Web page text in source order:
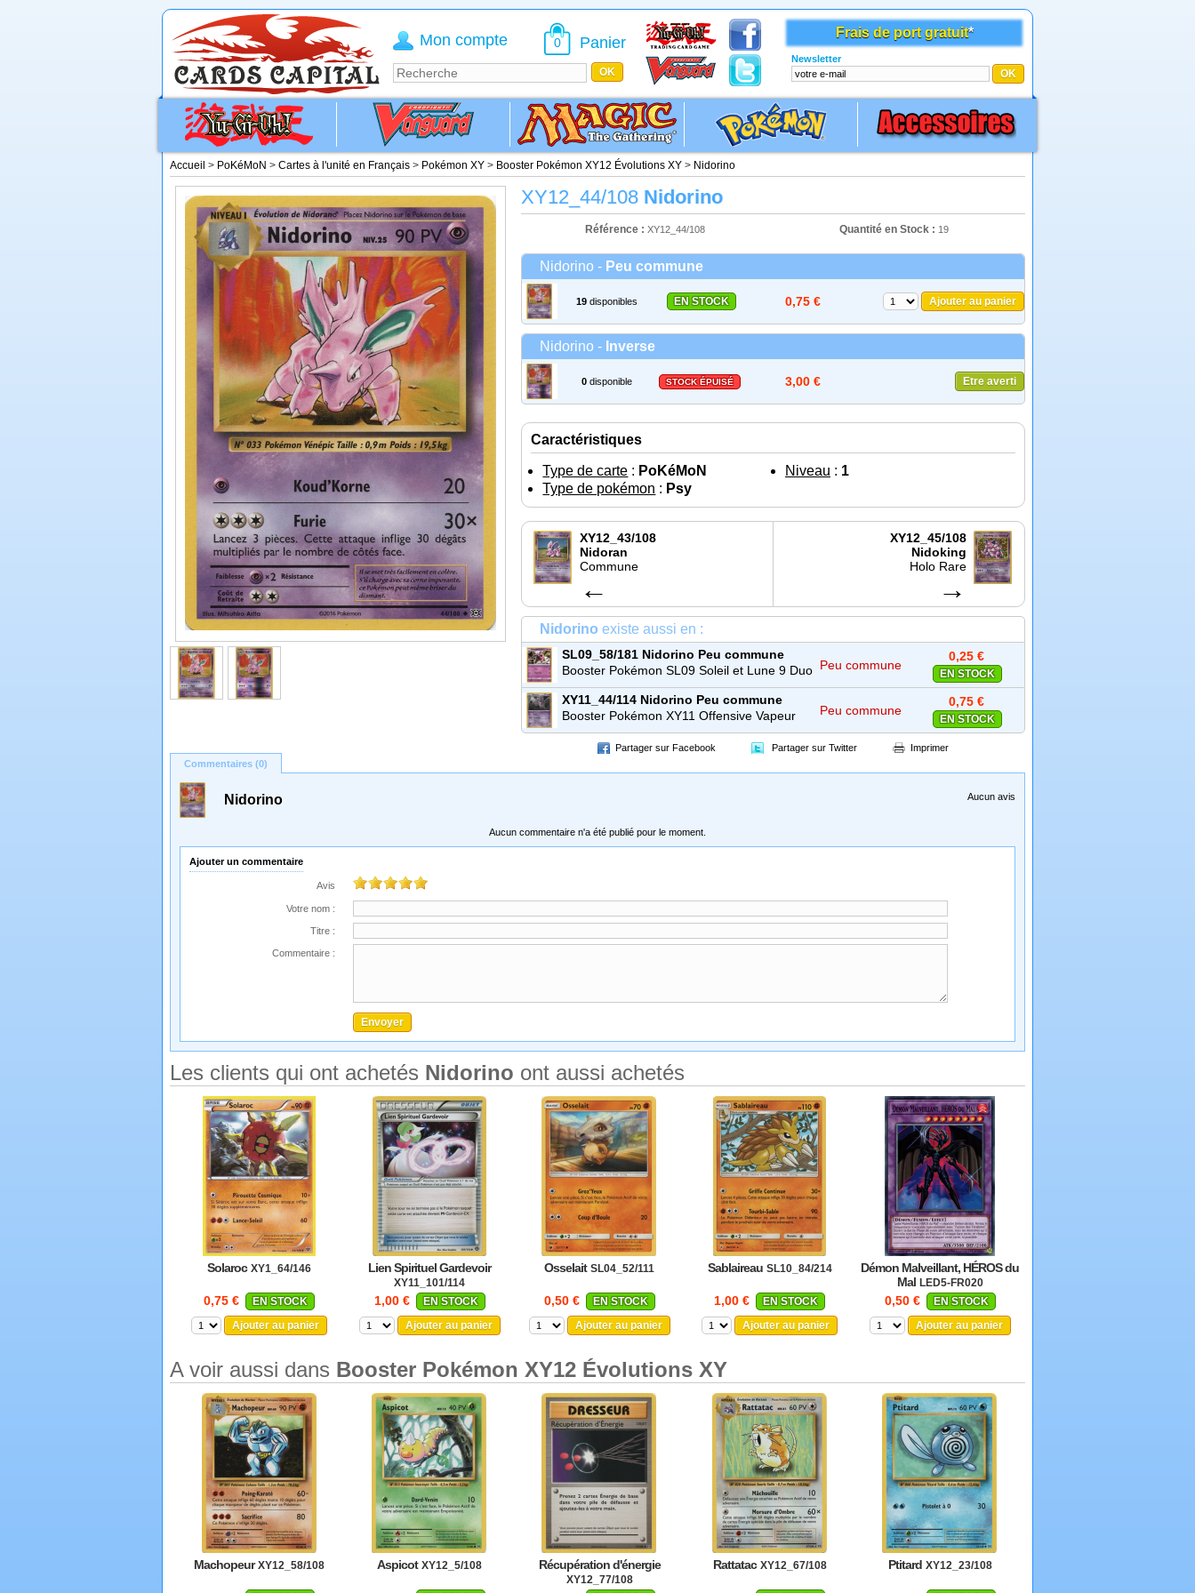
Accueil > PoKéMoN > Cartes à l'unité en Français > Pokémon XY > Booster Pokémon XY12 Évolutions XY > Nidorino
XY12_44/108 Nidorino
Référence :XY12_44/108 Quantité en Stock : 19
Nidorino - Peu commune
19 disponibles EN STOCK 0,75 € Ajouter au panier
Nidorino - Inverse
0 disponible STOCK ÉPUISÉ 3,00 € Etre averti
Caractéristiques
Type de carte : PoKéMoN Niveau : 1
Type de pokémon : Psy
XY12_43/108
Nidoran
Commune
←
XY12_45/108
Nidoking
Holo Rare
→
Nidorino existe aussi en :
SL09_58/181 Nidorino Peu commune
Booster Pokémon SL09 Soleil et Lune 9 Duo
de Choc
Peu commune
0,25 €
EN STOCK
XY11_44/114 Nidorino Peu commune
Booster Pokémon XY11 Offensive Vapeur
Peu commune
0,75 €
EN STOCK
Partager sur Facebook Partager sur Twitter
Imprimer
Commentaires (0)
Nidorino Aucun avis
Aucun commentaire n'a été publié pour le moment.
Ajouter un commentaire
Avis
Votre nom :
Titre :
Commentaire :
Les clients qui ont achetés Nidorino ont aussi achetés
Solaroc XY1_64/146
0,75 €
EN STOCK
Ajouter au panier
Lien Spirituel Gardevoir
XY11_101/114
1,00 €
EN STOCK
Ajouter au panier
Osselait SL04_52/111
0,50 €
EN STOCK
Ajouter au panier
Sablaireau SL10_84/214
1,00 €
EN STOCK
Ajouter au panier
Démon Malveillant, HÉROS du
Mal LED5-FR020
0,50 €
EN STOCK
Ajouter au panier
A voir aussi dans Booster Pokémon XY12 Évolutions XY
Machopeur XY12_58/108 Aspicot XY12_5/108 Récupération d'énergie
XY12_77/108
Rattatac XY12_67/108 Ptitard XY12_23/108
Frais de port gratuit*
Newsletter
Mon compte 0 Panier